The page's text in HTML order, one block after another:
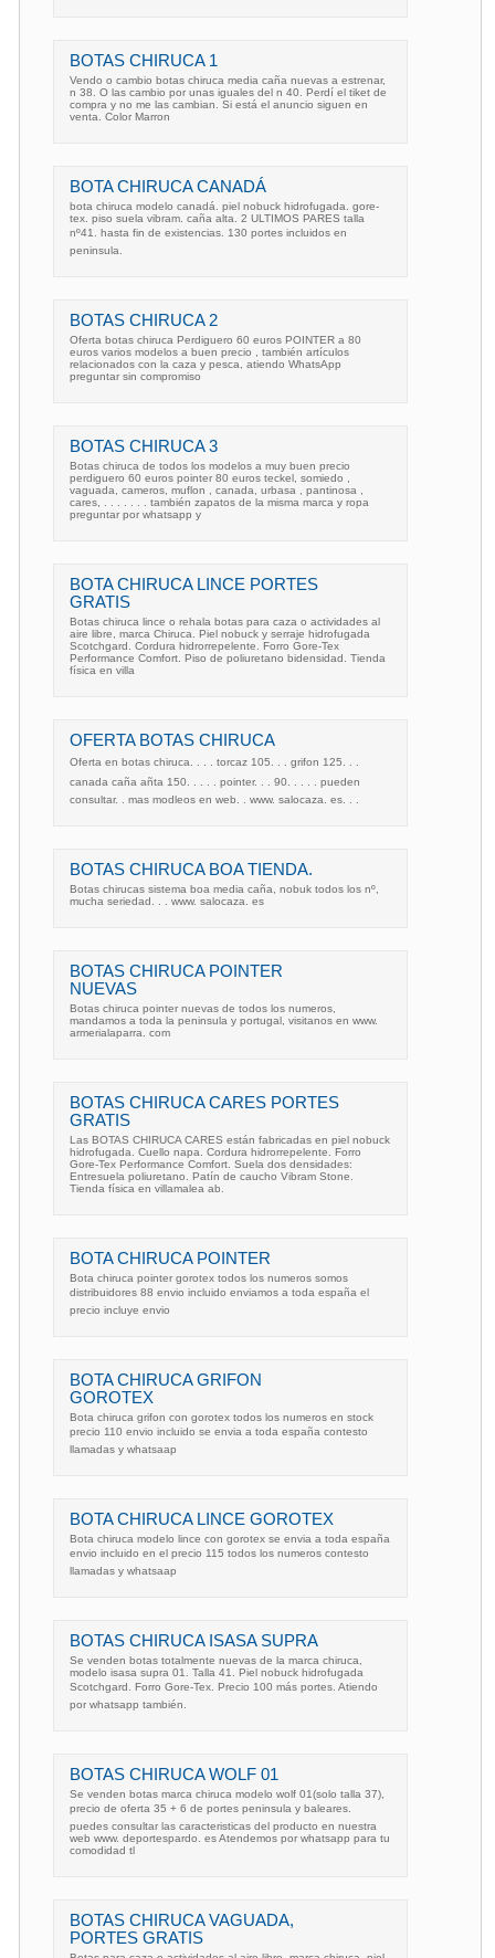
BOTAS CHIRUCA 1
Vendo o cambio botas chiruca media caña nuevas a estrenar,
n 38. O las cambio por unas iguales del n 40. Perdí el tiket de
compra y no me las cambian. Si está el anuncio siguen en
venta. Color Marron
BOTA CHIRUCA CANADÁ
bota chiruca modelo canadá. piel nobuck hidrofugada. gore-
tex. piso suela vibram. caña alta. 2 ULTIMOS PARES talla
nº41. hasta fin de existencias. 130 portes incluidos en
peninsula.
BOTAS CHIRUCA 2
Oferta botas chiruca Perdiguero 60 euros POINTER a 80
euros varios modelos a buen precio , también artículos
relacionados con la caza y pesca, atiendo WhatsApp
preguntar sin compromiso
BOTAS CHIRUCA 3
Botas chiruca de todos los modelos a muy buen precio
perdiguero 60 euros pointer 80 euros teckel, somiedo ,
vaguada, cameros, muflon , canada, urbasa , pantinosa ,
cares, . . . . . . . también zapatos de la misma marca y ropa
preguntar por whatsapp y
BOTA CHIRUCA LINCE PORTES
GRATIS
Botas chiruca lince o rehala botas para caza o actividades al
aire libre, marca Chiruca. Piel nobuck y serraje hidrofugada
Scotchgard. Cordura hidrorrepelente. Forro Gore-Tex
Performance Comfort. Piso de poliuretano bidensidad. Tienda
física en villa
OFERTA BOTAS CHIRUCA
Oferta en botas chiruca. . . . torcaz 105. . . grifon 125. . .
canada caña añta 150. . . . . pointer. . . 90. . . . . pueden
consultar. . mas modleos en web. . www. salocaza. es. . .
BOTAS CHIRUCA BOA TIENDA.
Botas chirucas sistema boa media caña, nobuk todos los nº,
mucha seriedad. . . www. salocaza. es
BOTAS CHIRUCA POINTER
NUEVAS
Botas chiruca pointer nuevas de todos los numeros,
mandamos a toda la peninsula y portugal, visitanos en www.
armerialaparra. com
BOTAS CHIRUCA CARES PORTES
GRATIS
Las BOTAS CHIRUCA CARES están fabricadas en piel nobuck
hidrofugada. Cuello napa. Cordura hidrorrepelente. Forro
Gore-Tex Performance Comfort. Suela dos densidades:
Entresuela poliuretano. Patín de caucho Vibram Stone.
Tienda física en villamalea ab.
BOTA CHIRUCA POINTER
Bota chiruca pointer gorotex todos los numeros somos
distribuidores 88 envio incluido enviamos a toda españa el
precio incluye envio
BOTA CHIRUCA GRIFON
GOROTEX
Bota chiruca grifon con gorotex todos los numeros en stock
precio 110 envio incluido se envia a toda españa contesto
llamadas y whatsaap
BOTA CHIRUCA LINCE GOROTEX
Bota chiruca modelo lince con gorotex se envia a toda españa
envio incluido en el precio 115 todos los numeros contesto
llamadas y whatsaap
BOTAS CHIRUCA ISASA SUPRA
Se venden botas totalmente nuevas de la marca chiruca,
modelo isasa supra 01. Talla 41. Piel nobuck hidrofugada
Scotchgard. Forro Gore-Tex. Precio 100 más portes. Atiendo
por whatsapp también.
BOTAS CHIRUCA WOLF 01
Se venden botas marca chiruca modelo wolf 01(solo talla 37),
precio de oferta 35 + 6 de portes peninsula y baleares.
puedes consultar las caracteristicas del producto en nuestra
web www. deportespardo. es Atendemos por whatsapp para tu
comodidad tl
BOTAS CHIRUCA VAGUADA,
PORTES GRATIS